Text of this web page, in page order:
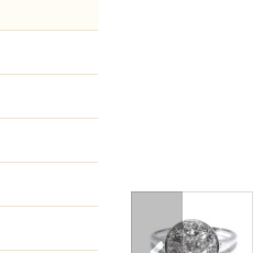
Broches et autres bijoux vintage